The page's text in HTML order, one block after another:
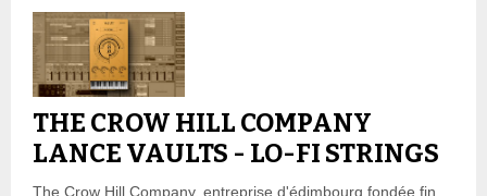
THE CROW HILL COMPANY
LANCE VAULTS - LO-FI STRINGS
The Crow Hill Company, entreprise d'édimbourg fondée fin